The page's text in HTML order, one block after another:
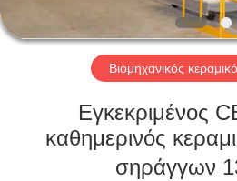
ΣΧΕΤΙΚΆ
ΜΕ
ΕΠΙΣΚΕΨΉ
ΕΡΓΟΣΤΑΣΊΟΥ
Βιομηχανικός
Εγκεκριμένος
καθημερινός
σηράγγων